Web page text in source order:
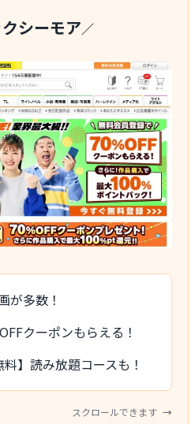
シーモア／
が多数！
クーポンもらえる！
】読み放題コースも！
スクロールできます